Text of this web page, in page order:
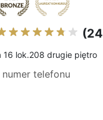
16 lok.208 drugie piętro
numer telefonu